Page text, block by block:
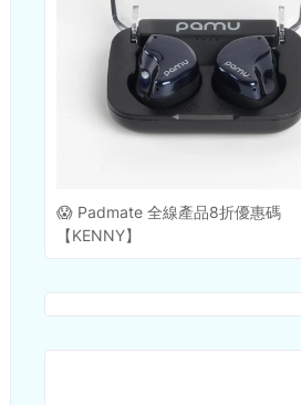
😱 Padmate 全線產品8折優惠碼
【KENNY】